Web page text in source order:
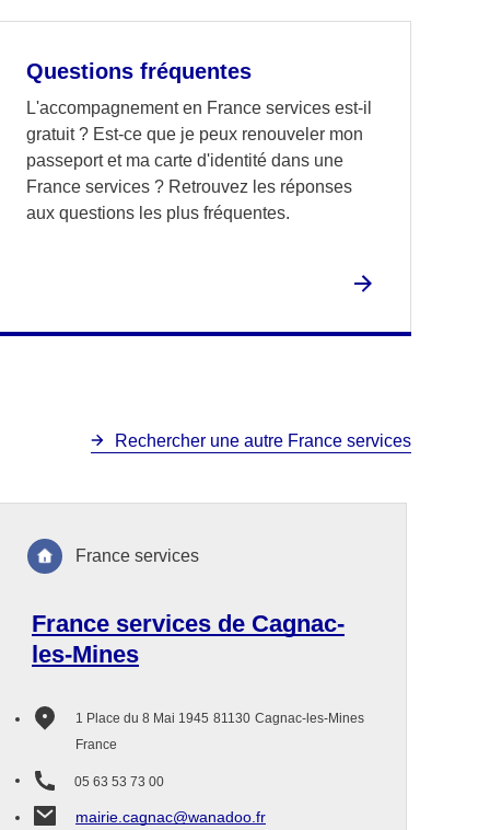
Questions fréquentes
L'accompagnement en France services est-il
gratuit ? Est-ce que je peux renouveler mon
passeport et ma carte d'identité dans une
France services ? Retrouvez les réponses
aux questions les plus fréquentes.
Rechercher une autre France services
France services de Cagnac-
les-Mines
1 Place du 8 Mai 1945 81130 Cagnac-les-Mines
France
05 63 53 73 00
mairie.cagnac@wanadoo.fr
France services